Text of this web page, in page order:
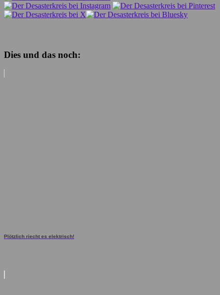
Dies und das noch:
Plötzlich riecht es elektrisch!